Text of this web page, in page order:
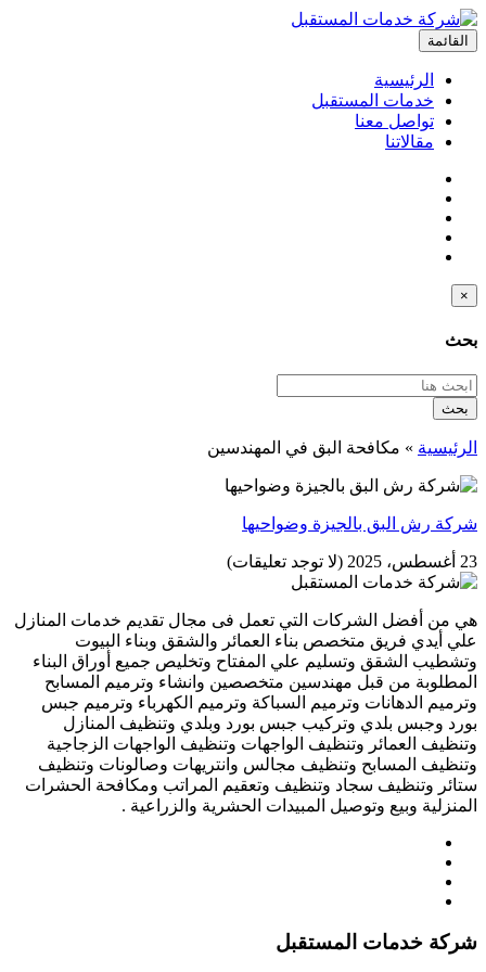
القائمة
الرئيسية
خدمات المستقبل
تواصل معنا
مقالاتنا
×
بحث
بحث
الرئيسية » مكافحة البق في المهندسين
شركة رش البق بالجيزة وضواحيها
23 أغسطس، 2025 (لا توجد تعليقات)
هي من أفضل الشركات التي تعمل فى مجال تقديم خدمات المنازل
علي أيدي فريق متخصص بناء العمائر والشقق وبناء البيوت
وتشطيب الشقق وتسليم علي المفتاح وتخليص جميع أوراق البناء
المطلوبة من قبل مهندسين متخصصين وانشاء وترميم المسابح
وترميم الدهانات وترميم السباكة وترميم الكهرباء وترميم جبس
بورد وجبس بلدي وتركيب جبس بورد وبلدي وتنظيف المنازل
وتنظيف العمائر وتنظيف الواجهات وتنظيف الواجهات الزجاجية
وتنظيف المسابح وتنظيف مجالس وانتريهات وصالونات وتنظيف
ستائر وتنظيف سجاد وتنظيف وتعقيم المراتب ومكافحة الحشرات
المنزلية وبيع وتوصيل المبيدات الحشرية والزراعية .
شركة خدمات المستقبل